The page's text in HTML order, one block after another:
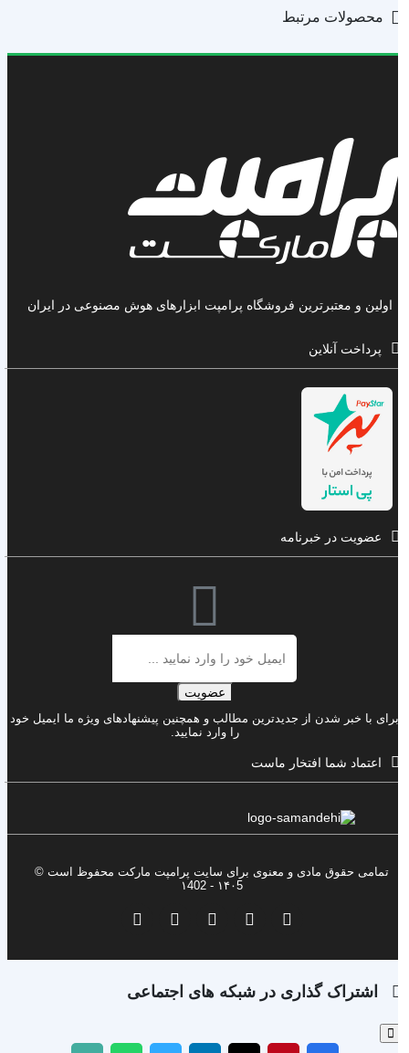
محصولات مرتبط
اولین و معتبرترین فروشگاه پرامپت ابزارهای هوش مصنوعی در ایران
پرداخت آنلاین
عضویت در خبرنامه
عضویت
برای با خبر شدن از جدیدترین مطالب و همچنین پیشنهادهای ویژه ما ایمیل خود
را وارد نمایید.
اعتماد شما افتخار ماست
تمامی حقوق مادی و معنوی برای سایت پرامپت مارکت محفوظ است ©
۱۴۰5 - ۱402
اشتراک گذاری در شبکه های اجتماعی